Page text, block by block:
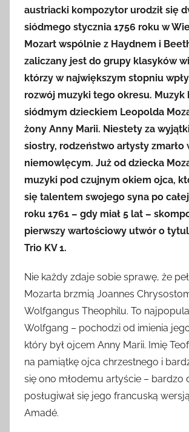
austriacki kompozytor urodził się
siódmego stycznia 1756 roku w
Mozart wspólnie z Haydnem i
zaliczany jest do grupy klasyków
którzy w największym stopniu
rozwój muzyki tego okresu. Muzyk
siódmym dzieckiem Leopolda
żony Anny Marii. Niestety za
siostry, rodzeństwo artysty zmarło
niemowlęcym. Już od dziecka
muzyki pod czujnym okiem ojca,
się talentem swojego syna po
roku 1761 – gdy miał 5 lat –
pierwszy wartościowy utwór o
Trio KV 1.
Nie każdy zdaje sobie sprawę, że
Mozarta brzmią Joannes
Wolfgangus Theophilu. To
Wolfgang – pochodzi od imienia
który był ojcem Anny Marii. Imię
na pamiątkę ojca chrzestnego i
się ono młodemu artyście – bardzo
posługiwał się jego francuską
Amadé.